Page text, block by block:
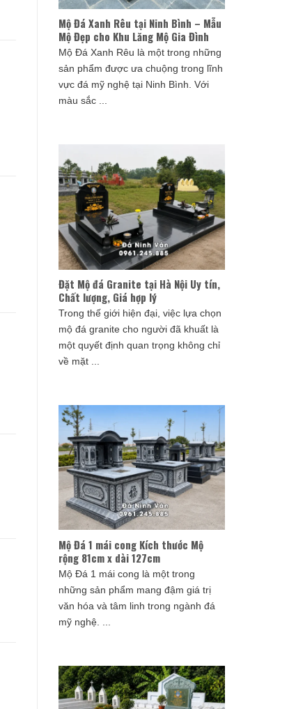
Mộ Đá Xanh Rêu tại Ninh Bình – Mẫu
Mộ Đẹp cho Khu Lăng Mộ Gia Đình
Mộ Đá Xanh Rêu là một trong những
sản phẩm được ưa chuộng trong lĩnh
vực đá mỹ nghệ tại Ninh Bình. Với
màu sắc ...
Đặt Mộ đá Granite tại Hà Nội Uy tín,
Chất lượng, Giá hợp lý
Trong thế giới hiện đại, việc lựa chọn
mộ đá granite cho người đã khuất là
một quyết định quan trọng không chỉ
về mặt ...
Mộ Đá 1 mái cong Kích thước Mộ
rộng 81cm x dài 127cm
Mộ Đá 1 mái cong là một trong
những sản phẩm mang đậm giá trị
văn hóa và tâm linh trong ngành đá
mỹ nghệ. ...